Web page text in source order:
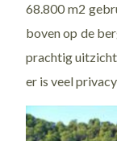
68.800 m2
boven op de
prachtig
er is veel